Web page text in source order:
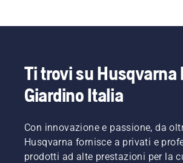
Ti trovi su Husqvarna
Giardino Italia
Con innovazione e passione, da
Husqvarna fornisce a privati e
prodotti ad alte prestazioni per la